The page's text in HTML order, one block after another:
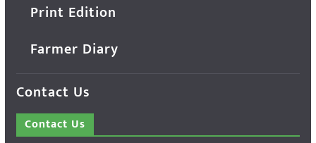
Print Edition
Farmer Diary
Contact Us
Contact Us